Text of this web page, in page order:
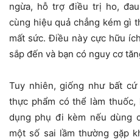
ngừa, hỗ trợ điều trị ho,
cùng hiệu quả chẳng kém gì
mất sức. Điều này cực hữu
sắp đến và bạn có nguy cơ
Tuy nhiên, giống như bất
thực phẩm có thể làm
dụng phụ đi kèm nếu dùng
một số sai lầm thường gặp